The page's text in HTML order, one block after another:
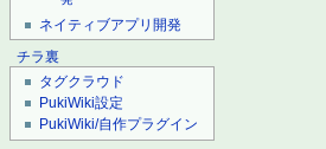
ネイティブアプリ開発
チラ裏
タグクラウド
PukiWiki設定
PukiWiki/自作プラグイン